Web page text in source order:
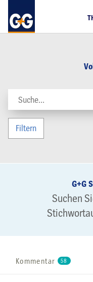
Filtern
G+G
Suchen
Kommentar 58